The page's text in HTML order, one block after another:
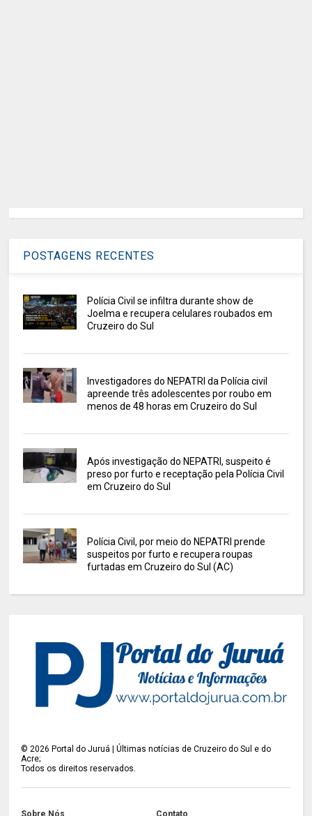
POSTAGENS RECENTES
Polícia Civil se infiltra durante show de
Joelma e recupera celulares roubados em
Cruzeiro do Sul
Investigadores do NEPATRI da Polícia civil
apreende três adolescentes por roubo em
menos de 48 horas em Cruzeiro do Sul
Após investigação do NEPATRI, suspeito é
preso por furto e receptação pela Polícia Civil
em Cruzeiro do Sul
Polícia Civil, por meio do NEPATRI prende
suspeitos por furto e recupera roupas
furtadas em Cruzeiro do Sul (AC)
©2026 Portal do Juruá | Últimas notícias de Cruzeiro do Sul e do
Acre;
Todos os direitos reservados.